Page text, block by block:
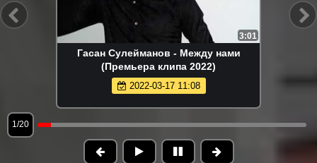
3:01
Гасан Сулейманов - Между нами
(Премьера клипа 2022)
2022-03-17 11:08
1/20